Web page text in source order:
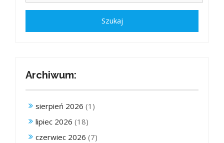
Archiwum:
sierpień 2026 (1)
lipiec 2026 (18)
czerwiec 2026 (7)